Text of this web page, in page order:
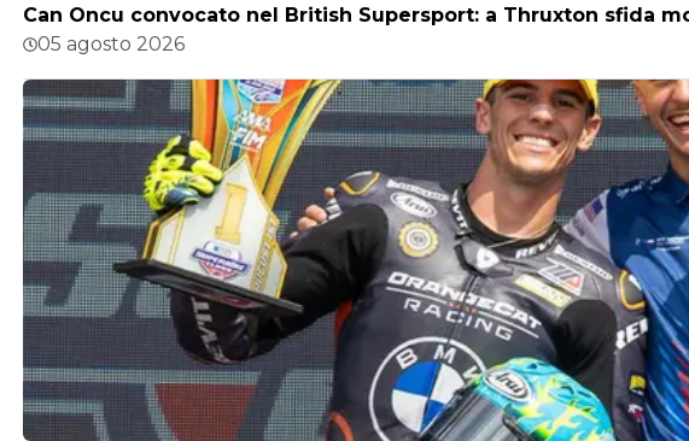
Can Oncu convocato nel British Supersport: a Thruxton sfida
05 agosto 2026